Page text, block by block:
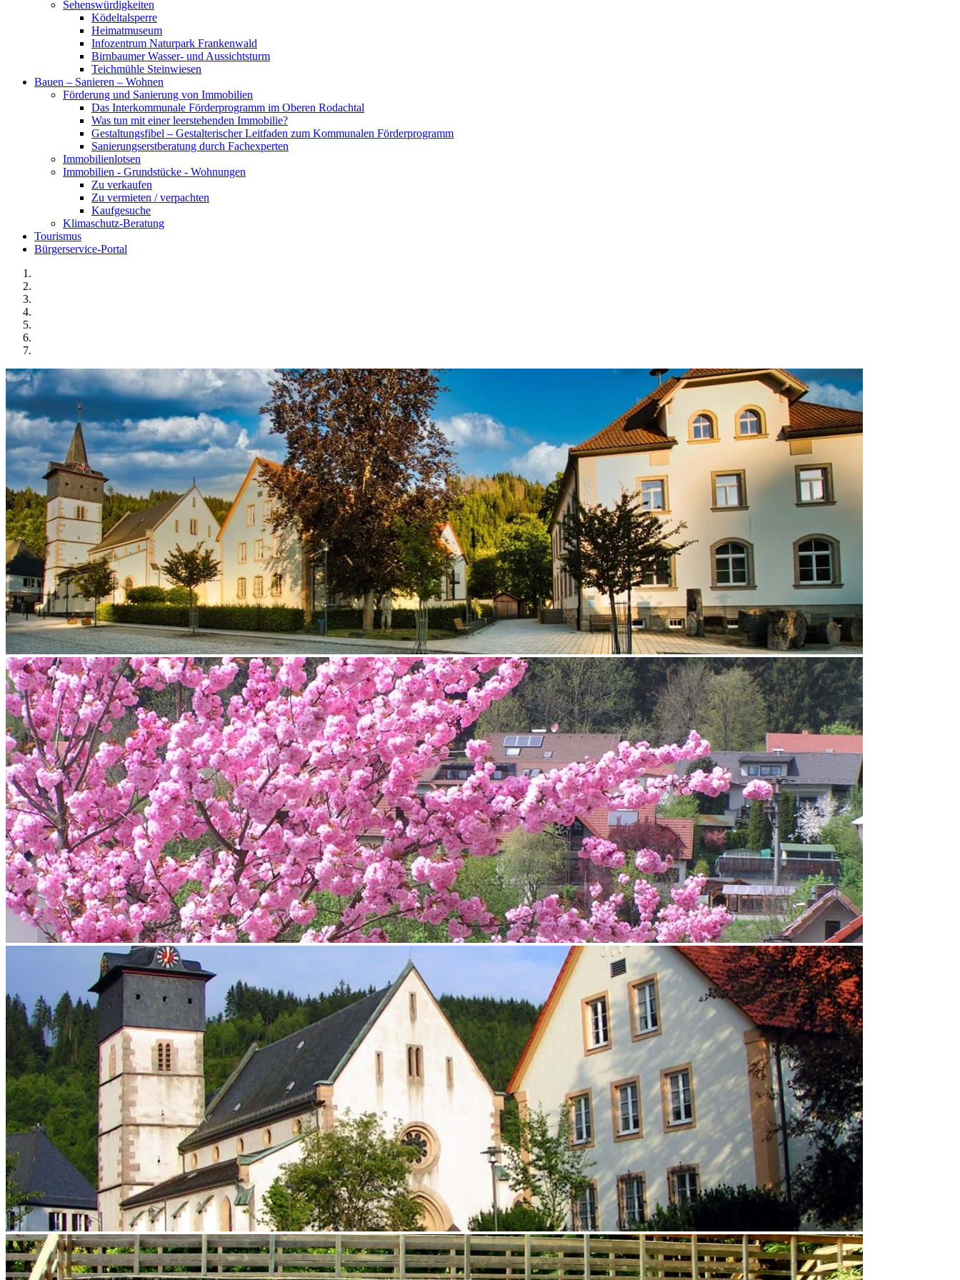
Sehenswürdigkeiten
Ködeltalsperre
Heimatmuseum
Infozentrum Naturpark Frankenwald
Birnbaumer Wasser- und Aussichtsturm
Teichmühle Steinwiesen
Bauen – Sanieren – Wohnen
Förderung und Sanierung von Immobilien
Das Interkommunale Förderprogramm im Oberen Rodachtal
Was tun mit einer leerstehenden Immobilie?
Gestaltungsfibel – Gestalterischer Leitfaden zum Kommunalen Förderprogramm
Sanierungserstberatung durch Fachexperten
Immobilienlotsen
Immobilien - Grundstücke - Wohnungen
Zu verkaufen
Zu vermieten / verpachten
Kaufgesuche
Klimaschutz-Beratung
Tourismus
Bürgerservice-Portal